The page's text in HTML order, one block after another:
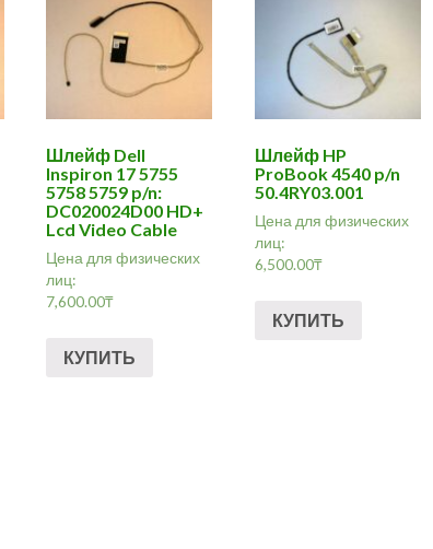
Шлейф Dell
Inspiron 17 5755
5758 5759 p/n:
DC020024D00 HD+
Lcd Video Cable
Цена для физических
лиц:
7,600.00₸
КУПИТЬ
Шлейф HP
ProBook 4540 p/n
50.4RY03.001
Цена для физических
лиц:
6,500.00₸
КУПИТЬ